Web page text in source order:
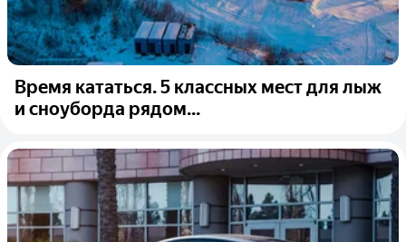
Время кататься. 5 классных мест для лыж
и сноуборда рядом...